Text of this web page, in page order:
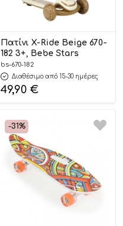
Πατίνι X-Ride Beige 670-
182 3+, Bebe Stars
bs-670-182
Διαθέσιμο από 15-30 ημέρες
49,90 €
-31%